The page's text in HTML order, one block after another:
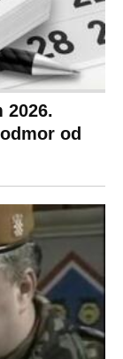
2026.
od